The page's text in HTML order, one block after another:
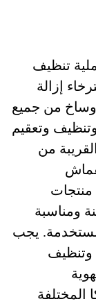
تنظيف
إزالة
من جميع
وتعقيم
من
منتجات
ومناسبة
يجب
وتنظيف
المختلفة